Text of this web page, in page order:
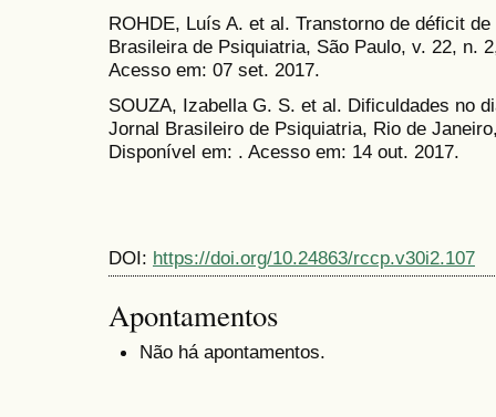
ROHDE, Luís A. et al. Transtorno de déficit
Brasileira de Psiquiatria, São Paulo, v. 22, n.
Acesso em: 07 set. 2017.
SOUZA, Izabella G. S. et al. Dificuldades no
Jornal Brasileiro de Psiquiatria, Rio de
Disponível em: . Acesso em: 14 out. 2017.
DOI: https://doi.org/10.24863/rccp.v30i2.107
Apontamentos
Não há apontamentos.